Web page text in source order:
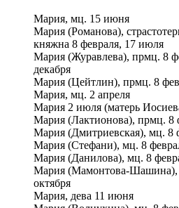
Мария, мц. 15 июня
Мария (Романова),
княжна 8 февраля, 17 июля
Мария (Журавлева), прмц. 8
декабря
Мария (Цейтлин), прмц. 8
Мария, мц. 2 апреля
Мария 2 июля (матерь
Мария (Лактионова), прмц. 8
Мария (Дмитриевская), мц. 8
Мария (Стефани), мц. 8
Мария (Данилова), мц. 8
Мария (Мамонтова-Шашина),
октября
Мария, дева 11 июня